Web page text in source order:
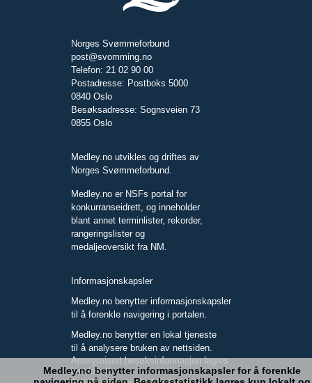
Norges Svømmeforbund
post@svomming.no
Telefon: 21 02 90 00
Postadresse: Postboks 5000
0840 Oslo
Besøksadresse: Sognsveien 73
0855 Oslo
Medley.no utvikles og driftes av
Norges Svømmeforbund.
Medley.no er NSFs portal for
konkurranseidrett, og inneholder
blant annet terminlister, rekorder,
rangeringslister og
medaljeoversikt fra NM.
Informasjonskapsler
Medley.no benytter informasjonskapsler
til å forenkle navigering i portalen.
Medley.no benytter en lokal tjeneste
til å analysere bruken av nettsiden.
Anonymisert besøksinformasjon lagres
kun lokalt.
Medley.no benytter informasjonskapsler for å forenkle